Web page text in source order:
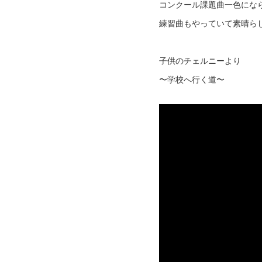
コンクール課題曲一色にな
練習曲もやっていて素晴ら
子供のチェルニーより
〜学校へ行く道〜